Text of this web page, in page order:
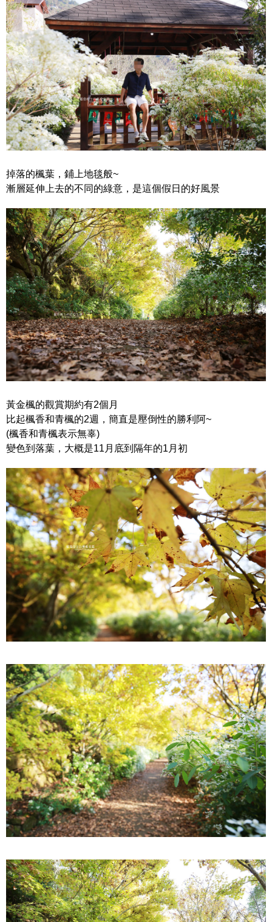
掉落的楓葉，鋪上地毯般~
漸層延伸上去的不同的綠意，是這個假日的好風景
黃金楓的觀賞期約有2個月
比起楓香和青楓的2週，簡直是壓倒性的勝利阿~
(楓香和青楓表示無辜)
變色到落葉，大概是11月底到隔年的1月初